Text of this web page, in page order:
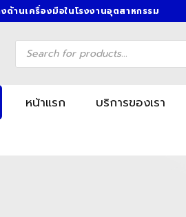
ด้านเครื่องมือในโรงงานอุตสาหกรรม
Products
search
หน้าแรก บริการของเรา